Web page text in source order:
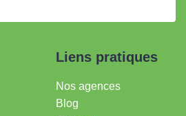
Liens pratiques
Nos agences
Blog